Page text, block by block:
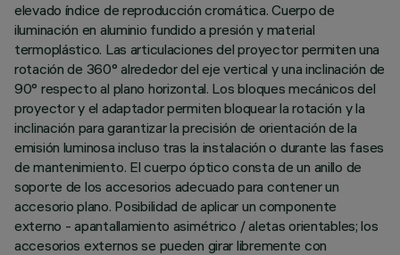
elevado índice de reproducción cromática. Cuerpo de
iluminación en aluminio fundido a presión y material
termoplástico. Las articulaciones del proyector permiten una
rotación de 360° alrededor del eje vertical y una inclinación de
90° respecto al plano horizontal. Los bloques mecánicos del
proyector y el adaptador permiten bloquear la rotación y la
inclinación para garantizar la precisión de orientación de la
emisión luminosa incluso tras la instalación o durante las fases
de mantenimiento. El cuerpo óptico consta de un anillo de
soporte de los accesorios adecuado para contener un
accesorio plano. Posibilidad de aplicar un componente
externo - apantallamiento asimétrico / aletas orientables; los
accesorios externos se pueden girar libremente con